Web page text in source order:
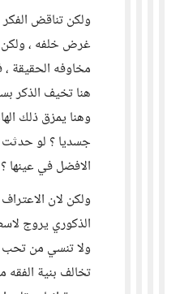
ولكن تناقض
غرض خلفه ، ولكن
مخاوفه الحقيقة
هنا تخيف الذكر
وهنا يمزق ذلك
جسديا ؟ لو
الافضل في عينها ؟
ولكن لان
الذكوري يروج
ولا تنسي من تحب
تخالف بنية